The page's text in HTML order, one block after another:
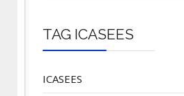
TAG ICASEES
ICASEES